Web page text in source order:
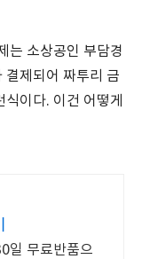
는 소상공인 부담경
결제되어 짜투리 금
이다. 이건 어떻게
일 무료반품으